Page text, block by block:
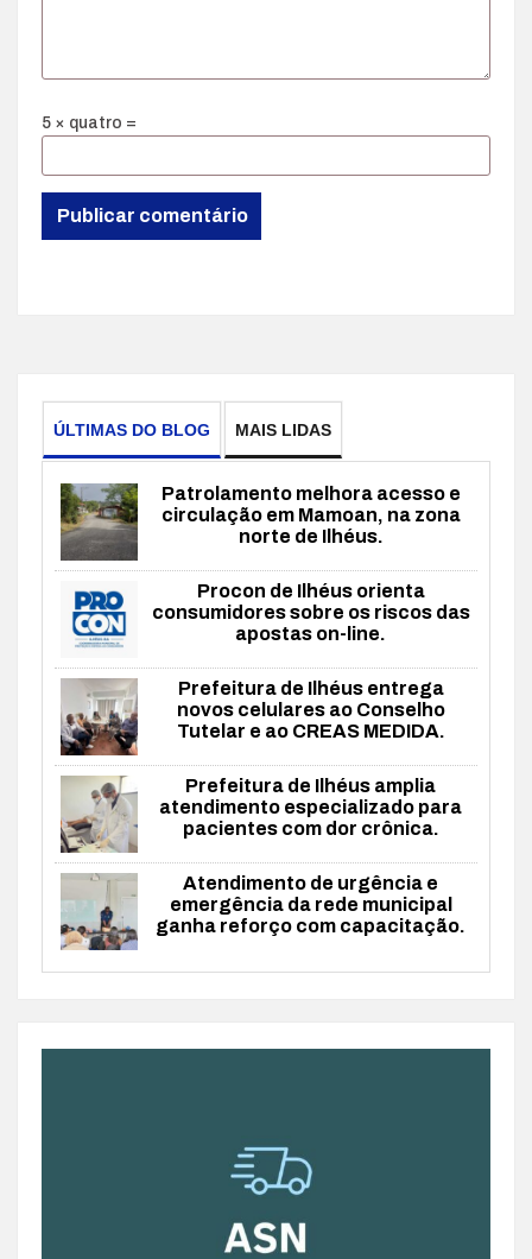
5 × quatro =
ÚLTIMAS DO BLOG MAIS LIDAS
Patrolamento melhora acesso e
circulação em Mamoan, na zona
norte de Ilhéus.
Procon de Ilhéus orienta
consumidores sobre os riscos das
apostas on-line.
Prefeitura de Ilhéus entrega
novos celulares ao Conselho
Tutelar e ao CREAS MEDIDA.
Prefeitura de Ilhéus amplia
atendimento especializado para
pacientes com dor crônica.
Atendimento de urgência e
emergência da rede municipal
ganha reforço com capacitação.